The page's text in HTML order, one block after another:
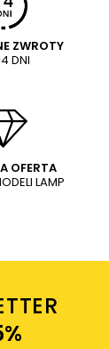
ZWROTY
DNI
OFERTA
LAMP